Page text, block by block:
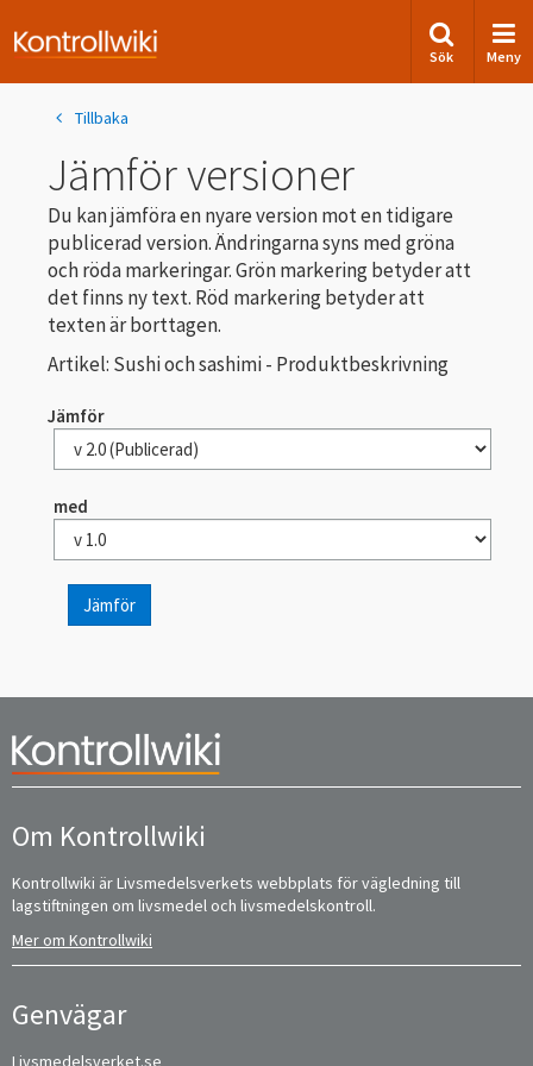
Sök Meny
Tillbaka
Jämför versioner
Du kan jämföra en nyare version mot en tidigare
publicerad version. Ändringarna syns med gröna
och röda markeringar. Grön markering betyder att
det finns ny text. Röd markering betyder att
texten är borttagen.
Artikel: Sushi och sashimi - Produktbeskrivning
Jämför
med
Jämför
Om Kontrollwiki
Kontrollwiki är Livsmedelsverkets webbplats för vägledning till
lagstiftningen om livsmedel och livsmedelskontroll.
Mer om Kontrollwiki
Genvägar
Livsmedelsverket.se